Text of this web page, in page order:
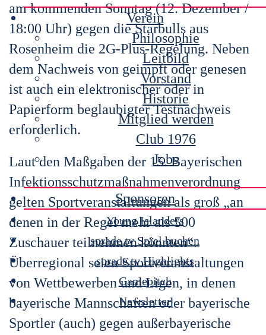
Verein
Philosophie
Leitbild
Vorstand
Historie
Mitglied werden
Club 1976
Jobs
Sponsoren
Young Islanders
sprade.tv Spiel buchen
sprade.tv Highlights
Gamepitch
Newsletter
am kommenden Sonntag (12. Dezember /
18:00 Uhr) gegen die Starbulls aus
Rosenheim die 2G-Plus-Regelung. Neben
dem Nachweis von geimpft oder genesen
ist auch ein elektronischer oder in
Papierform beglaubigter Testnachweis
erforderlich.
Laut den Maßgaben der 15. Bayerischen
Infektionsschutzmaßnahmenverordnung
gelten Sportveranstaltungen als groß „an
denen in der Regel mehr als 500
Zuschauer teilnehmen könnten“.
Überregional seien Sportveranstaltungen
von Wettbewerben und Ligen, in denen
bayerische Mannschaften oder bayerische
Sportler (auch) gegen außerbayerische